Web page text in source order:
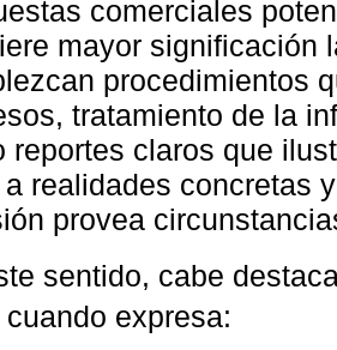
comerciales
mayor significación
procedimientos
tratamiento de la
reportes claros que
realidades concretas
provea
sentido, cabe
cuando expresa: